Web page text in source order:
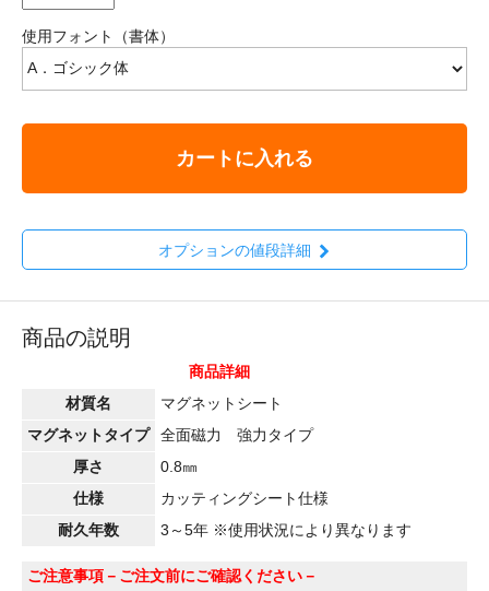
使用フォント（書体）
カートに入れる
オプションの値段詳細
商品の説明
商品詳細
材質名
マグネットシート
マグネットタイプ
全面磁力 強力タイプ
厚さ
0.8㎜
仕様
カッティングシート仕様
耐久年数
3～5年 ※使用状況により異なります
ご注意事項 －ご注文前にご確認ください－